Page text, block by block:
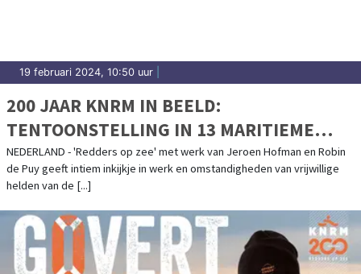
19 februari 2024, 10:50 uur
200 JAAR KNRM IN BEELD:
TENTOONSTELLING IN 13 MARITIEME
MUSEA DOOR HET HELE LAND!
NEDERLAND - 'Redders op zee' met werk van Jeroen Hofman en Robin
de Puy geeft intiem inkijkje in werk en omstandigheden van vrijwillige
helden van de [...]